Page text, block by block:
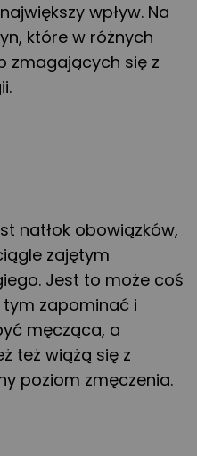
wpływ. Na
które w różnych
zmagających się z
natłok obowiązków,
zajętym
Jest to może coś
tym zapominać i
męcząca, a
też wiążą się z
poziom zmęczenia.